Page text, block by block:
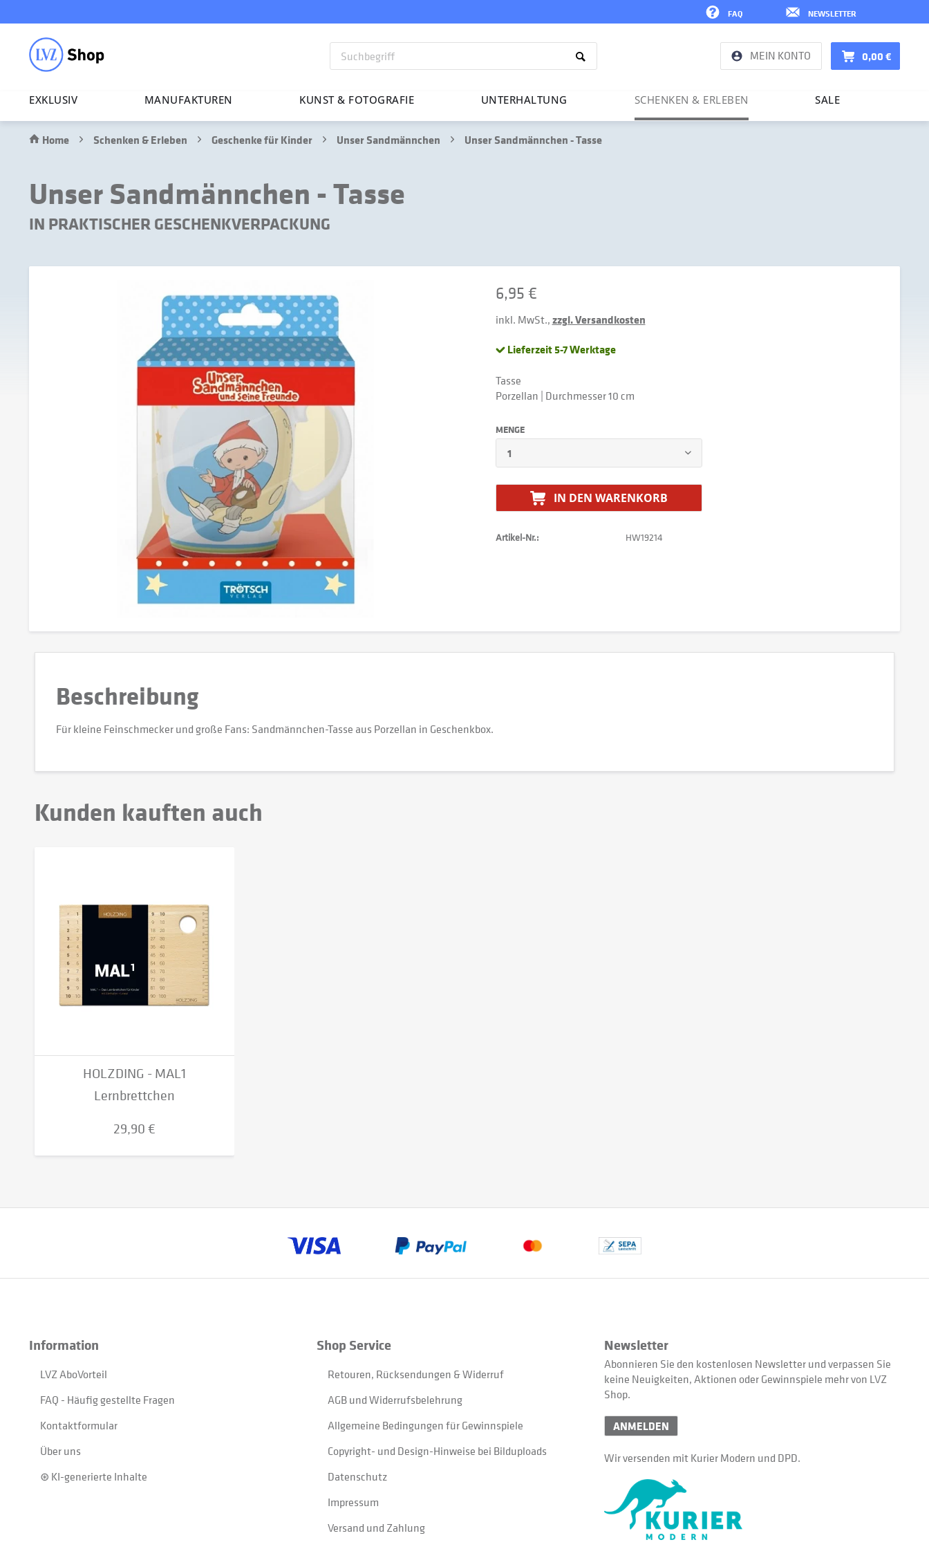
NEWSLETTER
FAQ
MEIN KONTO 0,00 €
EXKLUSIV MANU­FAK­TUREN KUNST & FOTO­GRAFIE UNTER­HAL­TUNG SCHENKEN & ERLEBEN SALE
Home Schenken & Erleben Geschenke für Kinder Unser Sandmännchen Unser Sandmännchen - Tasse
Unser Sandmännchen - Tasse
IN PRAKTISCHER GESCHENKVERPACKUNG
6,95 €
inkl. MwSt.,zzgl. Versandkosten
Lieferzeit 5-7 Werktage
Tasse
Porzellan | Durchmesser 10 cm
MENGE
IN DEN WARENKORB
Artikel-Nr.: HW19214
Beschreibung
Für kleine Feinschmecker und große Fans: Sandmännchen-Tasse aus Porzellan in Geschenkbox.
Kunden kauften auch
HOLZDING - MAL1
Lernbrettchen
29,90 €
Information
LVZ AboVorteil
FAQ - Häufig gestellte Fragen
Kontaktformular
Über uns
⊛ KI-generierte Inhalte
Shop Service
Retouren, Rücksendungen & Widerruf
AGB und Widerrufsbelehrung
Allgemeine Bedingungen für Gewinnspiele
Copyright- und Design-Hinweise bei Bilduploads
Datenschutz
Impressum
Versand und Zahlung
Newsletter
Abonnieren Sie den kostenlosen Newsletter und verpassen Sie
keine Neuigkeiten, Aktionen oder Gewinnspiele mehr von LVZ
Shop.
ANMELDEN
Wir versenden mit Kurier Modern und DPD.